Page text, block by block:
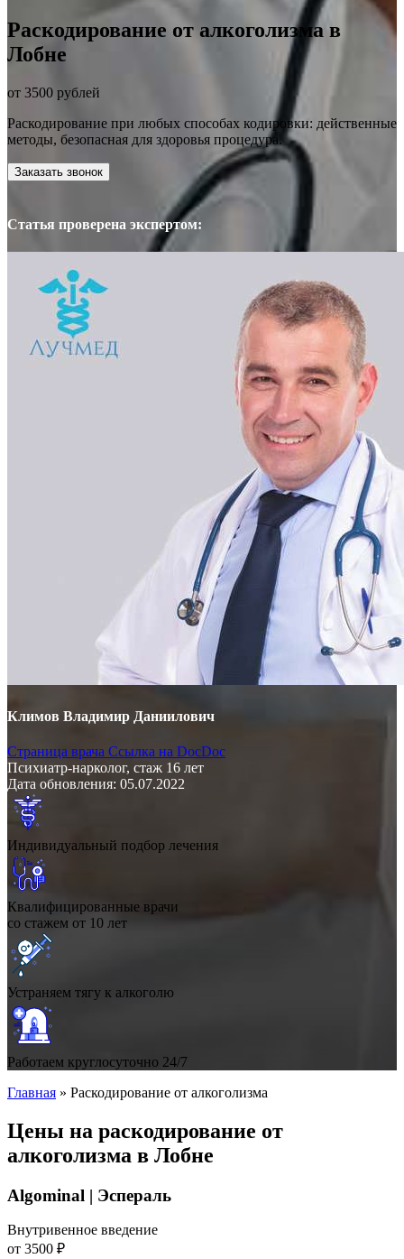
Раскодирование от алкоголизма в
Лобне
от 3500 рублей
Раскодирование при любых способах кодировки: действенные
методы, безопасная для здоровья процедура.
Заказать звонок
Статья проверена экспертом:
Климов Владимир Даниилович
Страница врача Ссылка на DocDoc
Психиатр-нарколог, стаж 16 лет
Дата обновления: 05.07.2022
Индивидуальный подбор лечения
Квалифицированные врачи
со стажем от 10 лет
Устраняем тягу к алкоголю
Работаем круглосуточно 24/7
Главная » Раскодирование от алкоголизма
Цены на раскодирование от
алкоголизма в Лобне
Algominal | Эспераль
Внутривенное введение
от 3500 ₽